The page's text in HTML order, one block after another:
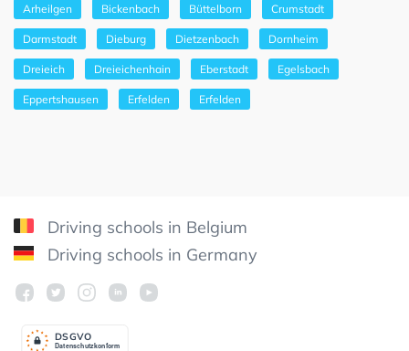
Arheilgen Bickenbach Büttelborn Crumstadt
Darmstadt Dieburg Dietzenbach Dornheim
Dreieich Dreieichenhain Eberstadt Egelsbach
Eppertshausen Erfelden Erfelden
Driving schools in Belgium
Driving schools in Germany
Datenschutzkonform
DSGVO